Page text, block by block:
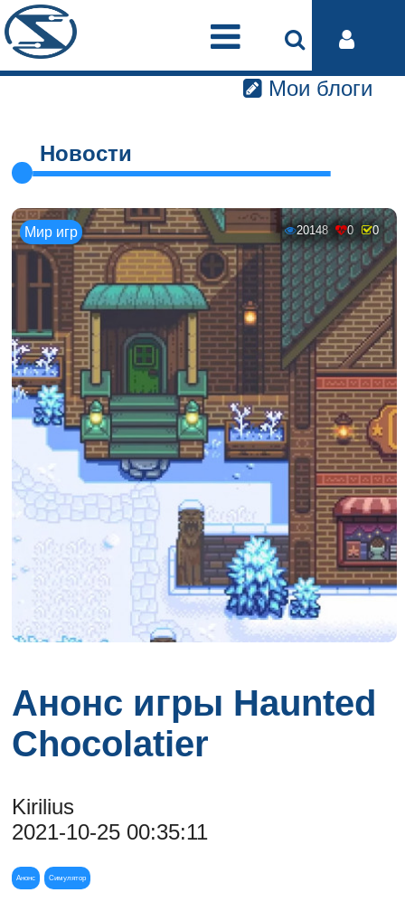
Мои блоги
Новости
Мир игр 20148 0 0
Анонс игры Haunted
Chocolatier
Kirilius
2021-10-25 00:35:11
Анонс Симулятор